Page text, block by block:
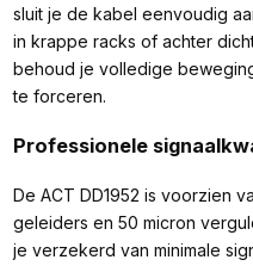
sluit je de kabel eenvoudig
in krappe racks of achter
behoud je volledige
te forceren.
Professionele
De ACT DD1952 is voorzien
geleiders en 50 micron
je verzekerd van minimale